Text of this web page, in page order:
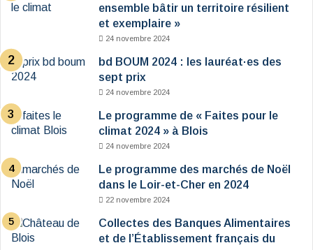
ensemble bâtir un territoire résilient
et exemplaire »
24 novembre 2024
bd BOUM 2024 : les lauréat·es des
sept prix
24 novembre 2024
Le programme de « Faites pour le
climat 2024 » à Blois
24 novembre 2024
Le programme des marchés de Noël
dans le Loir-et-Cher en 2024
22 novembre 2024
Collectes des Banques Alimentaires
et de l’Établissement français du